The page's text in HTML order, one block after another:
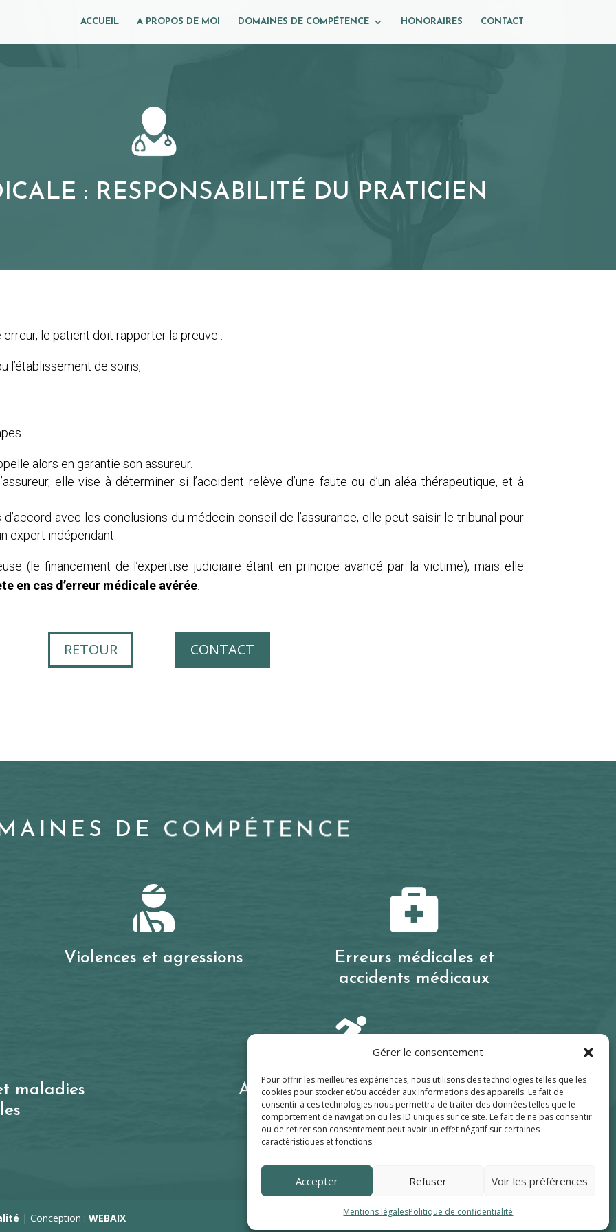
Gérer le consentement
Pour offrir les meilleures expériences, nous utilisons des technologies telles que les
cookies pour stocker et/ou accéder aux informations des appareils. Le fait de
consentir à ces technologies nous permettra de traiter des données telles que le
comportement de navigation ou les ID uniques sur ce site. Le fait de ne pas consentir
ou de retirer son consentement peut avoir un effet négatif sur certaines
caractéristiques et fonctions.
Accepter Refuser Voir les préférences
Mentions légalesPolitique de confidentialité
ACCUEIL A PROPOS DE MOI DOMAINES DE COMPÉTENCE HONORAIRES CONTACT
: RESPONSABILITÉ DU PRATICIEN
le patient doit rapporter la preuve :
l’établissement de soins,
:
alors en garantie son assureur.
elle vise à déterminer si l’accident relève d’une faute ou d’un aléa thérapeutique, et à
avec les conclusions du médecin conseil de l’assurance, elle peut saisir le tribunal pour
expert indépendant.
(le financement de l’expertise judiciaire étant en principe avancé par la victime), mais elle
en cas d’erreur médicale avérée
RETOUR CONTACT
DE COMPÉTENCE

Violences et agressions

Erreurs médicales et
accidents médicaux
maladies

Accidents de la vie courante
| Conception :WEBAIX